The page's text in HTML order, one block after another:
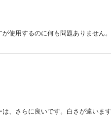
使用するのに何も問題ありません。
、さらに良いです。白さが違いま